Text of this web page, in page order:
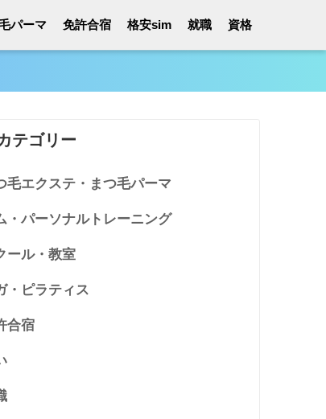
パーマ 免許合宿 格安sim 就職 資格
テゴリー
毛エクステ・まつ毛パーマ
・パーソナルトレーニング
ール・教室
・ピラティス
合宿